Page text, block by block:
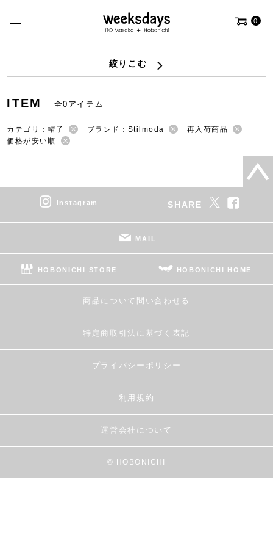
0
絞りこむ
ITEM 全0アイテム
カテゴリ：帽子 ブランド：Stilmoda
再入荷商品
価格が安い順
instagram SHARE
MAIL
HOBONICHI STORE HOBONICHI HOME
商品について問い合わせる
特定商取引法に基づく表記
プライバシーポリシー
利用規約
運営会社について
© HOBONICHI